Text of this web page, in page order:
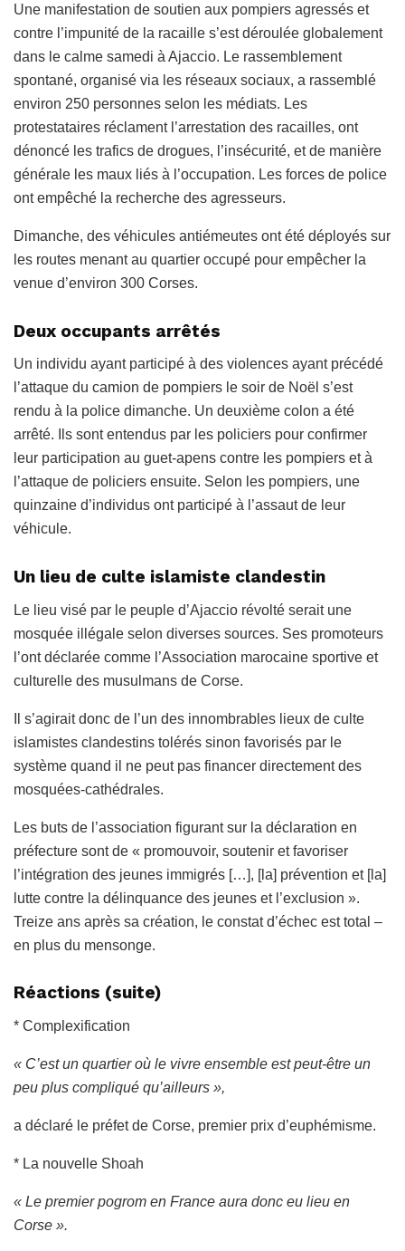
Une manifestation de soutien aux pompiers agressés et
contre l’impunité de la racaille s’est déroulée globalement
dans le calme samedi à Ajaccio. Le rassemblement
spontané, organisé via les réseaux sociaux, a rassemblé
environ 250 personnes selon les médiats. Les
protestataires réclament l’arrestation des racailles, ont
dénoncé les trafics de drogues, l’insécurité, et de manière
générale les maux liés à l’occupation. Les forces de police
ont empêché la recherche des agresseurs.
Dimanche, des véhicules antiémeutes ont été déployés sur
les routes menant au quartier occupé pour empêcher la
venue d’environ 300 Corses.
Deux occupants arrêtés
Un individu ayant participé à des violences ayant précédé
l’attaque du camion de pompiers le soir de Noël s’est
rendu à la police dimanche. Un deuxième colon a été
arrêté. Ils sont entendus par les policiers pour confirmer
leur participation au guet-apens contre les pompiers et à
l’attaque de policiers ensuite. Selon les pompiers, une
quinzaine d’individus ont participé à l’assaut de leur
véhicule.
Un lieu de culte islamiste clandestin
Le lieu visé par le peuple d’Ajaccio révolté serait une
mosquée illégale selon diverses sources. Ses promoteurs
l’ont déclarée comme l’Association marocaine sportive et
culturelle des musulmans de Corse.
Il s’agirait donc de l’un des innombrables lieux de culte
islamistes clandestins tolérés sinon favorisés par le
système quand il ne peut pas financer directement des
mosquées-cathédrales.
Les buts de l’association figurant sur la déclaration en
préfecture sont de « promouvoir, soutenir et favoriser
l’intégration des jeunes immigrés […], [la] prévention et [la]
lutte contre la délinquance des jeunes et l’exclusion ».
Treize ans après sa création, le constat d’échec est total –
en plus du mensonge.
Réactions (suite)
* Complexification
« C’est un quartier où le vivre ensemble est peut-être un
peu plus compliqué qu’ailleurs »,
a déclaré le préfet de Corse, premier prix d’euphémisme.
* La nouvelle Shoah
« Le premier pogrom en France aura donc eu lieu en
Corse ».